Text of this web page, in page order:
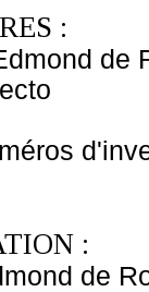
:
de
:
de